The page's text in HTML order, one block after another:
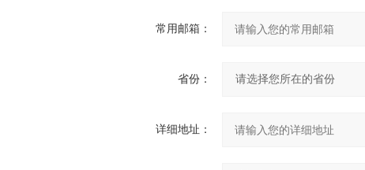
常用邮箱：
省份：
详细地址：